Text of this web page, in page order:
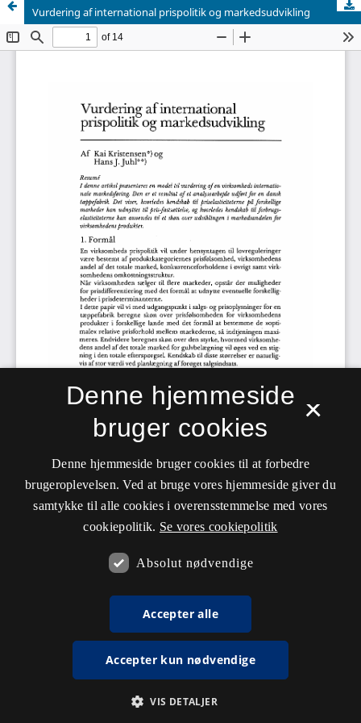
Vurdering af international prispolitik og markedsudvikling
×
Denne hjemmeside
bruger cookies
Denne hjemmeside bruger cookies til at forbedre
brugeroplevelsen. Ved at bruge vores hjemmeside giver du
samtykke til alle cookies i overensstemmelse med vores
cookiepolitik. Se vores cookiepolitik
Absolut nødvendige
Accepter alle
Accepter kun nødvendige
VIS DETALJER